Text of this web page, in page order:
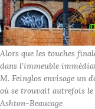
Alors que les touches
dans l'immeuble
M. Feinglos envisage un
où se trouvait autrefois le
Ashton-Beaucage